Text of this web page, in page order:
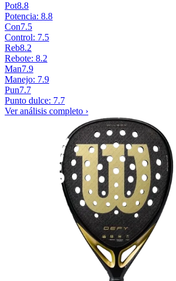
Pot8.8
Potencia: 8.8
Con7.5
Control: 7.5
Reb8.2
Rebote: 8.2
Man7.9
Manejo: 7.9
Pun7.7
Punto dulce: 7.7
Ver análisis completo ›